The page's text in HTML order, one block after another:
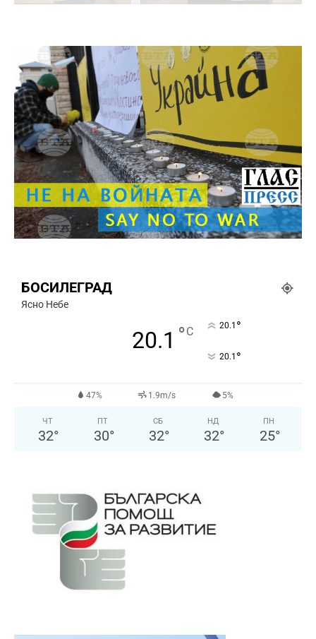
БОСИЛЕГРАД
Ясно Небе
20.1 °C 20.1 °
20.1 °
47% 1.9m/s 5%
ЧТ
32°
ПТ
30°
СБ
32°
НД
32°
ПН
25°